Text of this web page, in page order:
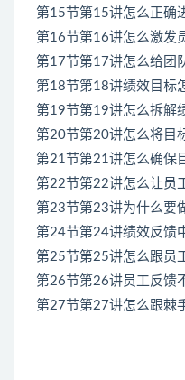
第15节第15讲怎么正确
第16节第16讲怎么激发
第17节第17讲怎么给团
第18节第18讲绩效目标
第19节第19讲怎么拆解
第20节第20讲怎么将目
第21节第21讲怎么确保
第22节第22讲怎么让员
第23节第23讲为什么要
第24节第24讲绩效反馈
第25节第25讲怎么跟员
第26节第26讲员工反馈
第27节第27讲怎么跟棘